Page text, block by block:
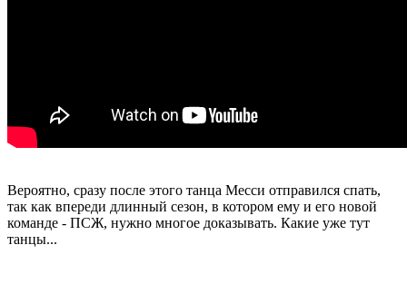
Вероятно, сразу после этого танца Месси отправился спать,
так как впереди длинный сезон, в котором ему и его новой
команде - ПСЖ, нужно многое доказывать. Какие уже тут
танцы...